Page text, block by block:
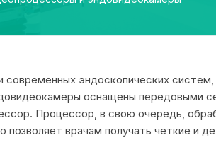
эндоскопических систем,
оснащены передовыми
Процессор, в свою очередь,
врачам получать четкие и